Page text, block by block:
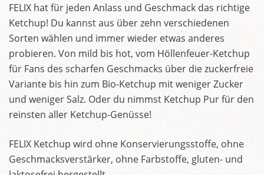
FELIX hat für jeden Anlass und Geschmack das richtige
Ketchup! Du kannst aus über zehn verschiedenen
Sorten wählen und immer wieder etwas anderes
probieren. Von mild bis hot, vom Höllenfeuer-Ketchup
für Fans des scharfen Geschmacks über die zuckerfreie
Variante bis hin zum Bio-Ketchup mit weniger Zucker
und weniger Salz. Oder du nimmst Ketchup Pur für den
reinsten aller Ketchup-Genüsse!
FELIX Ketchup wird ohne Konservierungsstoffe, ohne
Geschmacksverstärker, ohne Farbstoffe, gluten- und